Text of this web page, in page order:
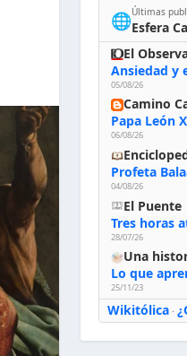
🌐Últimas
Esfera
Ansiedad y
05/08/26
Camino
06/08/26
Profeta
04/08/26
El Puente
28/07/26
Una
25/11/23
Wikitólica·